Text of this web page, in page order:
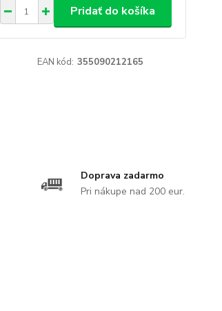
Pridať do košíka
EAN kód: 355090212165
Doprava zadarmo
Pri nákupe nad 200 eur.